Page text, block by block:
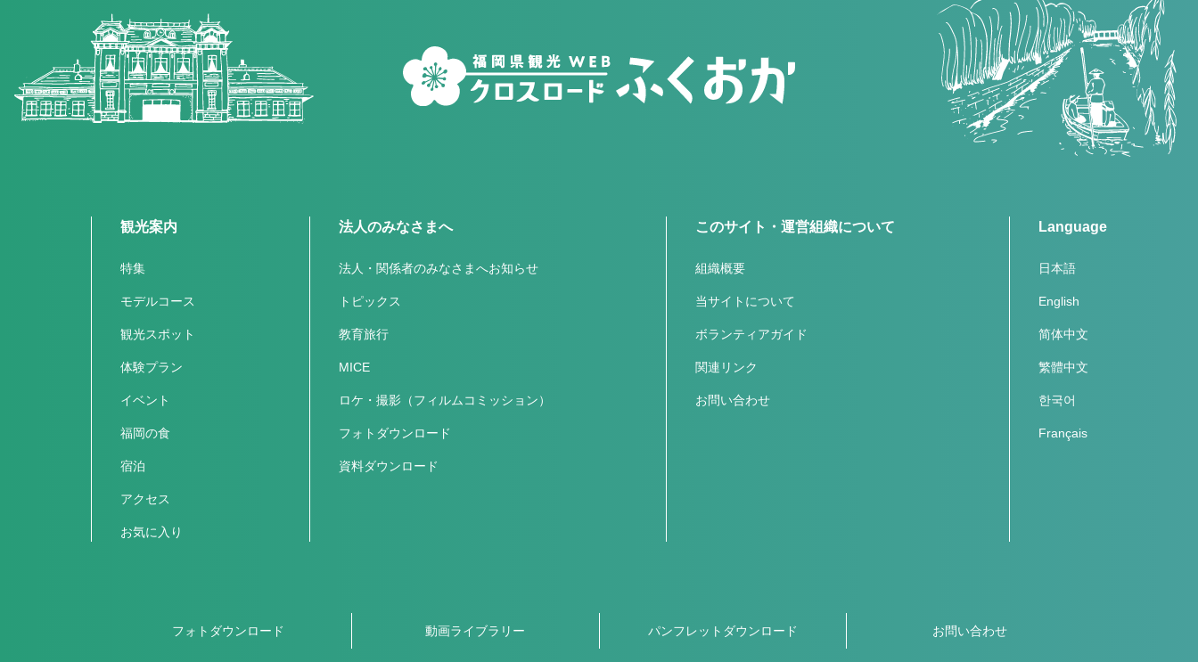
観光案内
特集
モデルコース
観光スポット
体験プラン
イベント
福岡の食
宿泊
アクセス
お気に入り
法人のみなさまへ
法人・関係者のみなさまへお知らせ
トピックス
教育旅行
MICE
ロケ・撮影（フィルムコミッション）
フォトダウンロード
資料ダウンロード
このサイト・運営組織について
組織概要
当サイトについて
ボランティアガイド
関連リンク
お問い合わせ
Language
日本語
English
简体中文
繁體中文
한국어
Français
フォトダウンロード 動画ライブラリー パンフレットダウンロード お問い合わせ